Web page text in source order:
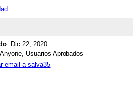
: Dic 22, 2020
Anyone, Usuarios Aprobados
email a salva35